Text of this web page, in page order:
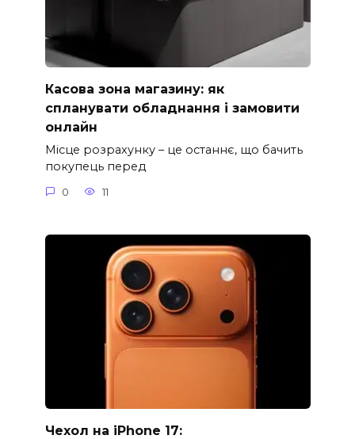
Касова зона магазину: як
спланувати обладнання і замовити
онлайн
Місце розрахунку – це останнє, що бачить
покупець перед
0 11
Чехол на iPhone 17: